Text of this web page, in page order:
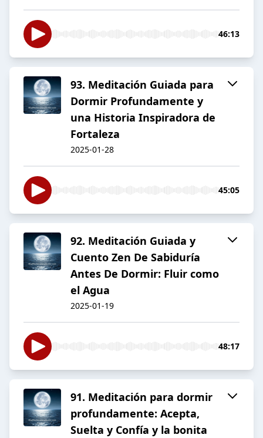
46:13
93. Meditación Guiada para
Dormir Profundamente y
una Historia Inspiradora de
Fortaleza
2025-01-28
45:05
92. Meditación Guiada y
Cuento Zen De Sabiduría
Antes De Dormir: Fluir como
el Agua
2025-01-19
48:17
91. Meditación para dormir
profundamente: Acepta,
Suelta y Confía y la bonita